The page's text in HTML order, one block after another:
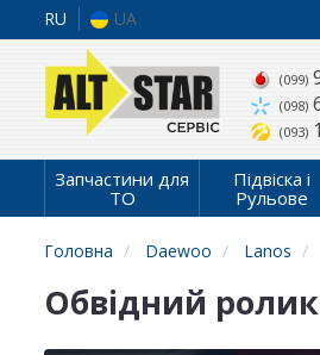
RU UA
(099)
(098)
(093)
Запчастини для
ТО
Підвіска і
Рульове
Головна Daewoo Lanos
Обвідний